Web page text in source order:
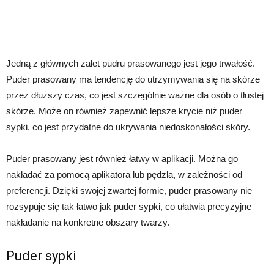
Jedną z głównych zalet pudru prasowanego jest jego trwałość.
Puder prasowany ma tendencję do utrzymywania się na skórze
przez dłuższy czas, co jest szczególnie ważne dla osób o tłustej
skórze. Może on również zapewnić lepsze krycie niż puder
sypki, co jest przydatne do ukrywania niedoskonałości skóry.
Puder prasowany jest również łatwy w aplikacji. Można go
nakładać za pomocą aplikatora lub pędzla, w zależności od
preferencji. Dzięki swojej zwartej formie, puder prasowany nie
rozsypuje się tak łatwo jak puder sypki, co ułatwia precyzyjne
nakładanie na konkretne obszary twarzy.
Puder sypki